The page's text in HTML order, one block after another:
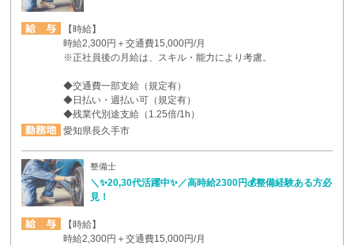
【時給】
時給2,300円＋交通費15,000円/月
※正社員後の月給は、スキル・能力により考慮。
◆交通費一部支給（規定有）
◆日払い・週払い可（規定有）
◆残業代別途支給（1.25倍/1h）
愛知県長久手市
整備士
＼✨20,30代活躍中✨／高時給2300円💰整備経験ある方必
見！
【時給】
時給2,300円＋交通費15,000円/月